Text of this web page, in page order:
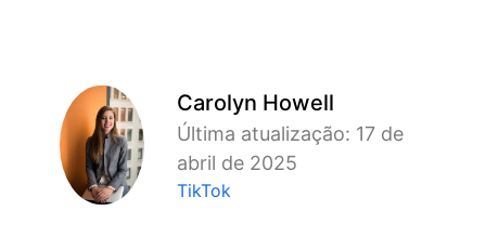
Carolyn Howell
Última atualização: 17 de
abril de 2025
TikTok